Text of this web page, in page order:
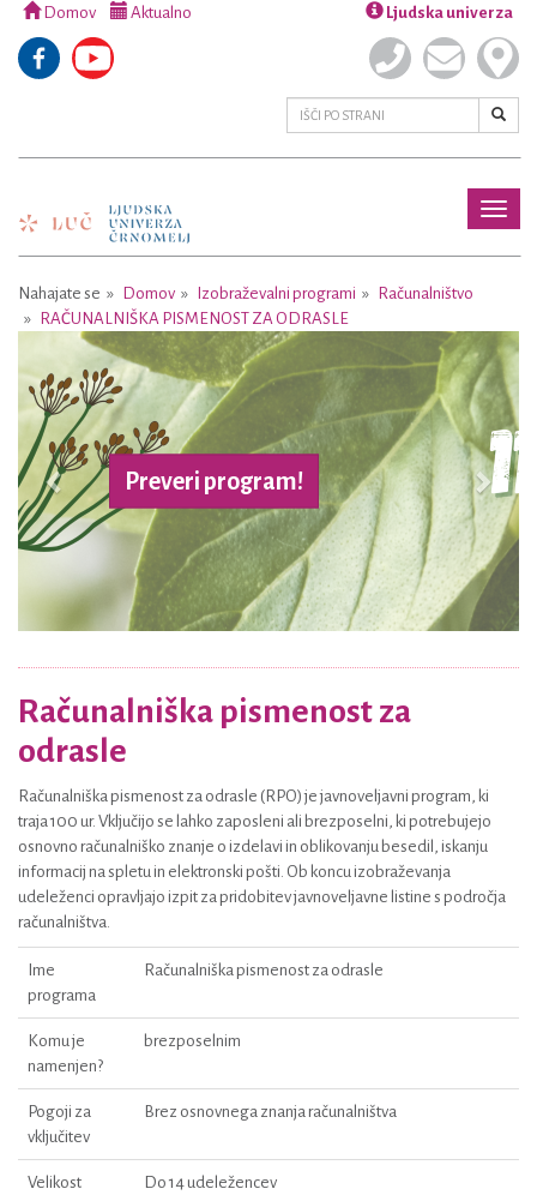
Domov Aktualno Ljudska univerza
Nahajate se Domov Izobraževalni programi
Računalništvo
RAČUNALNIŠKA PISMENOST ZA ODRASLE
Preveri program!
Previous Next
Računalniška pismenost za
odrasle
Računalniška pismenost za odrasle (RPO) je javnoveljavni program, ki
traja 100 ur. Vključijo se lahko zaposleni ali brezposelni, ki potrebujejo
osnovno računalniško znanje o izdelavi in oblikovanju besedil, iskanju
informacij na spletu in elektronski pošti. Ob koncu izobraževanja
udeleženci opravljajo izpit za pridobitev javnoveljavne listine s področja
računalništva.
Ime
programa
Računalniška pismenost za odrasle
Komu je
namenjen?
brezposelnim
Pogoji za
vključitev
Brez osnovnega znanja računalništva
Velikost
Do 14 udeležencev